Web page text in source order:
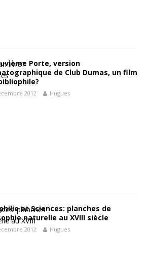
Porte, version
de Club Dumas, un film
2012 Hugues
et Sciences: planches de
naturelle au XVIII siècle
2012 Hugues